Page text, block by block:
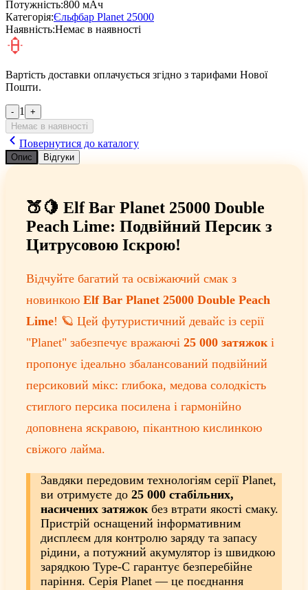
Потужність:800 мАч
Категорія:Єльфбар Planet 25000
Наявність:Немає в наявності
Вартість доставки оплачується згідно з тарифами Нової
Пошти.
- 1
+
Немає в наявності
Повернутися до каталогу
Опис Відгуки
🍑🍋 Elf Bar Planet 25000 Double
Peach Lime: Подвійний Персик з
Цитрусовою Іскрою!
Відчуйте багатий та освіжаючий смак з
новинкою Elf Bar Planet 25000 Double Peach
Lime! 🪐 Цей футуристичний девайс із серії
"Planet" забезпечує вражаючі 25 000 затяжокі
пропонує ідеально збалансований подвійний
персиковий мікс: глибока, медова солодкість
стиглого персика посилена і гармонійно
доповнена яскравою, пікантною кислинкою
свіжого лайма.
Завдяки передовим технологіям серії Planet,
ви отримуєте до 25 000 стабільних,
насичених затяжок без втрати якості смаку.
Пристрій оснащений інформативним
дисплеєм для контролю заряду та запасу
рідини, а потужний акумулятор із швидкою
зарядкою Type-C гарантує безперебійне
паріння. Серія Planet — це поєднання